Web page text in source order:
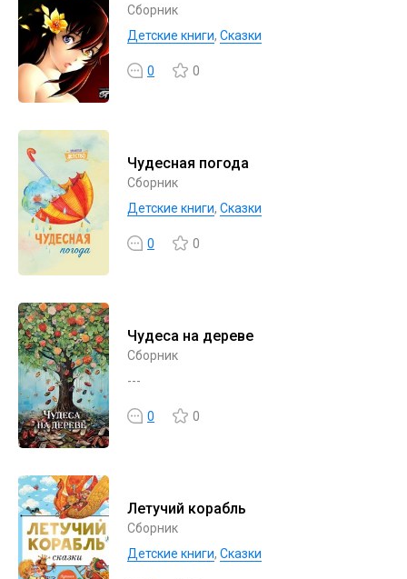
Сборник
Детские книги, Сказки
0 0
Чудесная погода
Сборник
Детские книги, Сказки
0 0
Чудеса на дереве
Сборник
---
0 0
Летучий корабль
Сборник
Детские книги, Сказки